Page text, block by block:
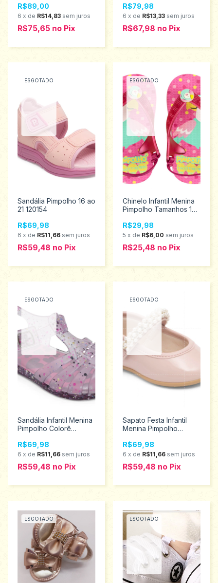
21 0120511
R$89,00
6 x de R$14,83 sem juros
R$75,65 no Pix
21 0120233
R$79,98
6 x de R$13,33 sem juros
R$67,98 no Pix
ESGOTADO
Sandália Pimpolho 16 ao
21 120154
R$69,98
6 x de R$11,66 sem juros
R$59,48 no Pix
ESGOTADO
Chinelo Infantil Menina
Pimpolho Tamanhos 17
R$29,98
5 x de R$6,00 sem juros
R$25,48 no Pix
ESGOTADO
Sandália Infantil Menina
Pimpolho Colorê
34174
R$69,98
6 x de R$11,66 sem juros
R$59,48 no Pix
ESGOTADO
Sapato Festa Infantil
Menina Pimpolho
28637
R$69,98
6 x de R$11,66 sem juros
R$59,48 no Pix
ESGOTADO ESGOTADO